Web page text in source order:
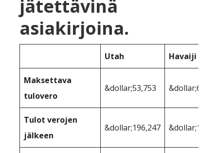
jätettävinä
asiakirjoina.
Utah Havaiji
Maksettava
tulovero
&dollar;53,753
Tulot verojen
jälkeen
&dollar;196,247